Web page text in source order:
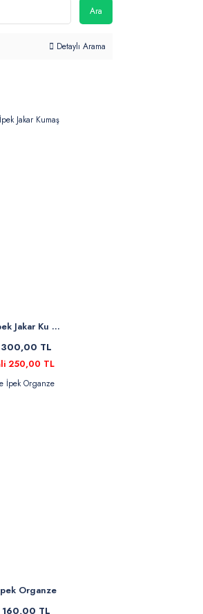
Ara
Detaylı Arama
Jakar Ku ...
300,00 TL
250,00 TL
Organze
160,00 TL